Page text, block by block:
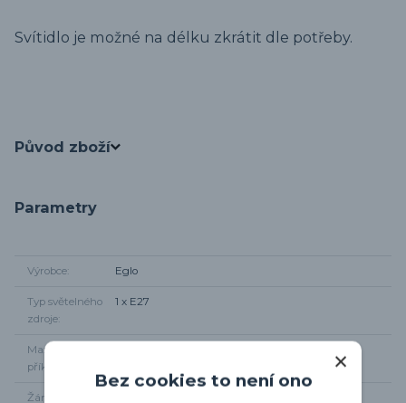
Svítidlo je možné na délku zkrátit dle potřeby.
Původ zboží
Parametry
Výrobce Eglo
Typ světelného
zdroje
1 x E27
Maximální
příkon
Žárovky součástí
Bez cookies to není ono